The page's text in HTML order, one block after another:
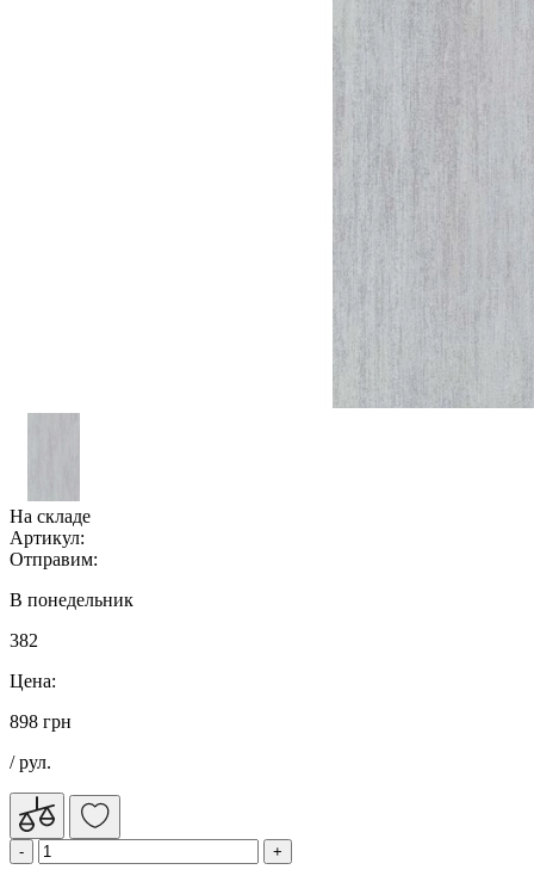
На складе
Артикул:
Отправим:
В понедельник
382
Цена:
898 грн
/ рул.